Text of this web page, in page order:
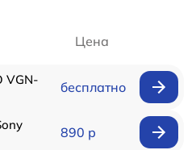
Цена
VGN-
бесплатно
890 р